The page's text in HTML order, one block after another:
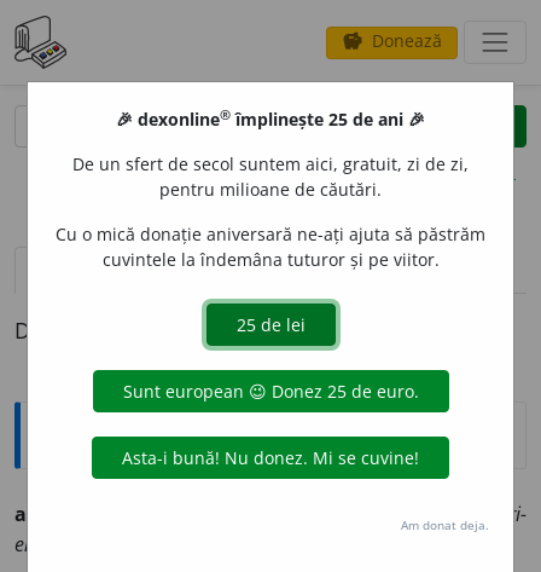
savings Donează
clear
opțiuni
definiții (1)
Definiția cu ID-ul 221917:
Ortografice DOOM
amfineuri
-ri-
eni
🎉 dexonline® împlinește 25 de ani 🎉
De un sfert de secol suntem aici, gratuit, zi de zi,
pentru milioane de căutări.
Cu o mică donație aniversară ne-ați ajuta să păstrăm
cuvintele la îndemâna tuturor și pe viitor.
Am donat deja.